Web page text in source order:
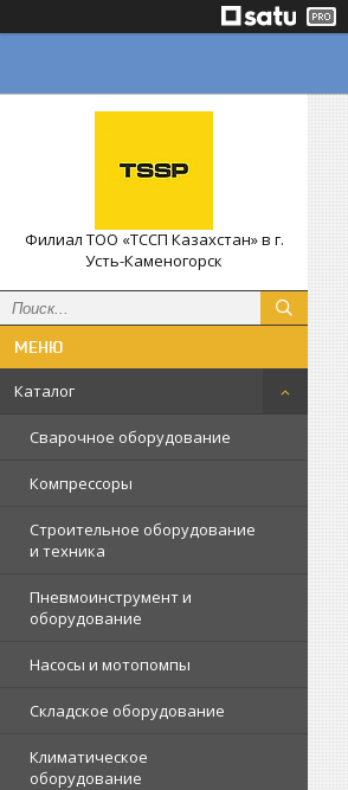
Филиал ТОО «ТССП Казахстан» в г.
Усть-Каменогорск
Каталог
Сварочное оборудование
Компрессоры
Строительное оборудование
и техника
Пневмоинструмент и
оборудование
Насосы и мотопомпы
Складское оборудование
Климатическое
оборудование